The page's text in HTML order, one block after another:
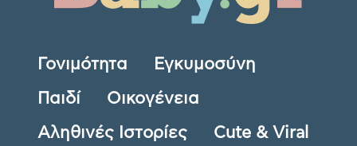
Γονιμότητα Εγκυμοσύνη
Παιδί Οικογένεια
Αληθινές Ιστορίες Cute & Viral